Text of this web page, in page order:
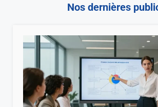
Nos dernières